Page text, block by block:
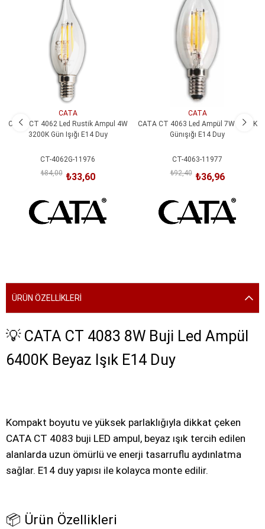
CATA
CATA CT 4062 Led Rustik Ampul 4W
3200K Gün Işığı E14 Duy
CT-4062G-11976
₺33,60
₺84,00
CATA
CATA CT 4063 Led Ampül 7W 3200K
Günışığı E14 Duy
CT-4063-11977
₺36,96
₺92,40
ÜRÜN ÖZELLIKLERI
💡 CATA CT 4083 8W Buji Led Ampül
6400K Beyaz Işık E14 Duy
Kompakt boyutu ve yüksek parlaklığıyla dikkat çeken
CATA CT 4083 buji LED ampul, beyaz ışık tercih edilen
alanlarda uzun ömürlü ve enerji tasarruflu aydınlatma
sağlar. E14 duy yapısı ile kolayca monte edilir.
📦 Ürün Özellikleri